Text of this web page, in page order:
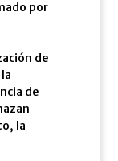
por
de
de
la